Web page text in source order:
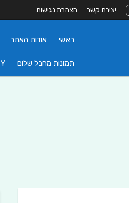
יצירת קשר הצהרת נגישות
ראשי אודות האתר
תמונות מחבל שלום